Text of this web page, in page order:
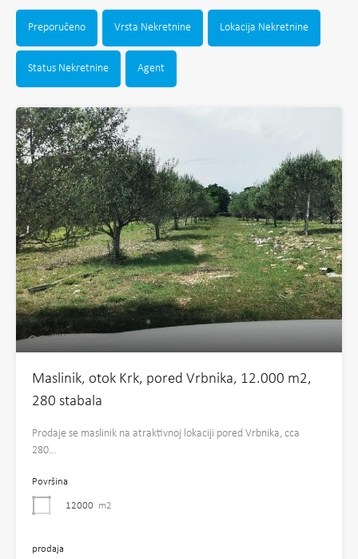
Preporučeno Vrsta Nekretnine Lokacija Nekretnine
Status Nekretnine Agent
Maslinik, otok Krk, pored Vrbnika, 12.000 m2,
280 stabala
Prodaje se maslinik na atraktivnoj lokaciji pored Vrbnika, cca
280…
Površina
12000 m2
prodaja